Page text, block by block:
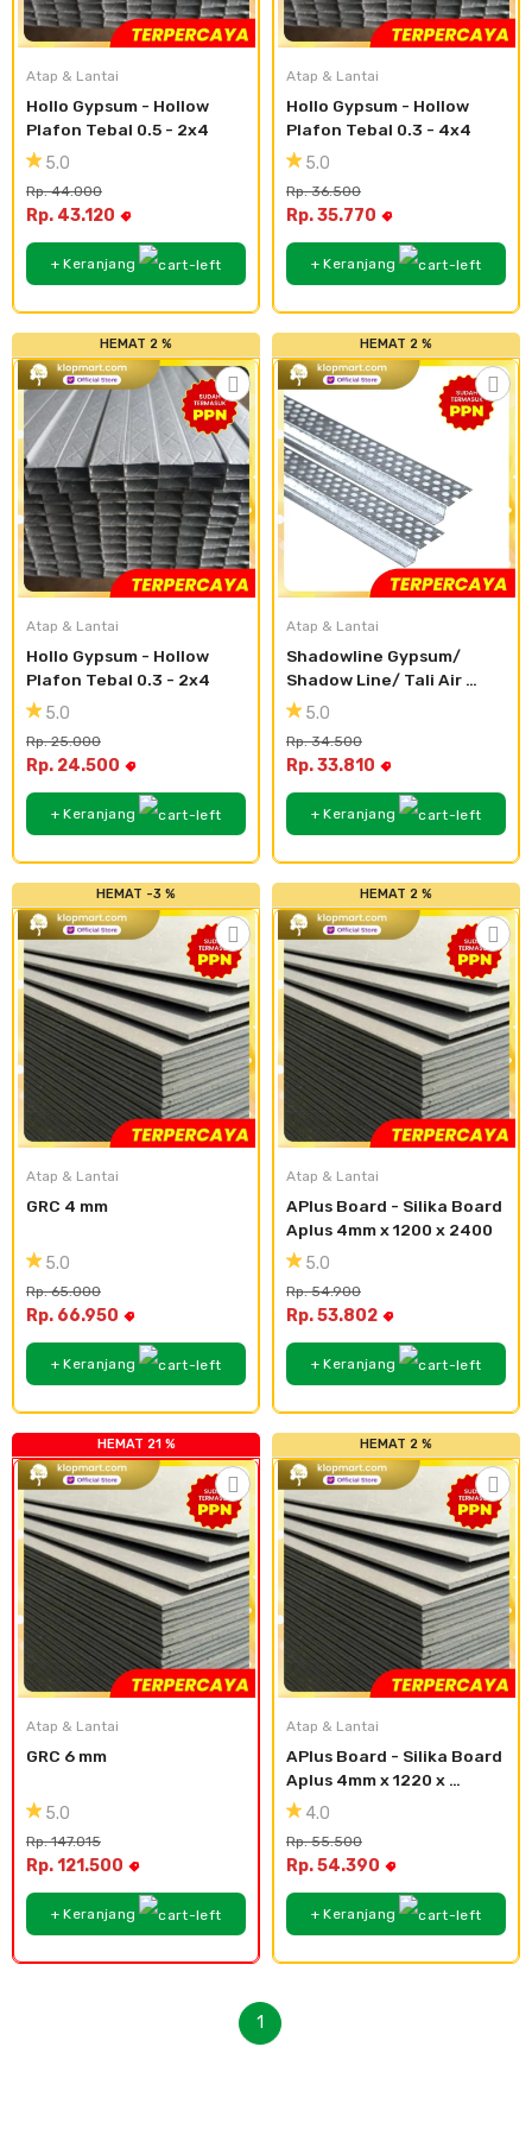
Cat dan Kimia
Atap & Lantai
Hollo Gypsum - Hollow
Plafon Tebal 0.5 - 2x4
5.0
Rp. 44.000
Rp. 43.120
+ Keranjang
Atap & Lantai
Hollo Gypsum - Hollow
Plafon Tebal 0.3 - 4x4
5.0
Rp. 36.500
Rp. 35.770
+ Keranjang
HEMAT 2 %
Atap & Lantai
Hollo Gypsum - Hollow
Plafon Tebal 0.3 - 2x4
5.0
Rp. 25.000
Rp. 24.500
+ Keranjang
HEMAT 2 %
Atap & Lantai
Shadowline Gypsum/
Shadow Line/ Tali Air
Gypsum
5.0
Rp. 34.500
Rp. 33.810
+ Keranjang
HEMAT -3 %
Atap & Lantai
GRC 4 mm
5.0
Rp. 65.000
Rp. 66.950
+ Keranjang
HEMAT 2 %
Atap & Lantai
APlus Board - Silika Board
Aplus 4mm x 1200 x 2400
5.0
Rp. 54.900
Rp. 53.802
+ Keranjang
HEMAT 21 %
Atap & Lantai
GRC 6 mm
5.0
Rp. 147.015
Rp. 121.500
+ Keranjang
HEMAT 2 %
Atap & Lantai
APlus Board - Silika Board
Aplus 4mm x 1220 x
2440mm
4.0
Rp. 55.500
Rp. 54.390
+ Keranjang
1